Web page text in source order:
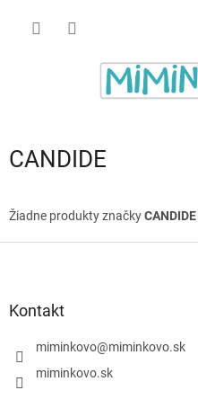
CANDIDE
Žiadne produkty značkyCANDIDE
Kontakt
miminkovo@miminkovo.sk
miminkovo.sk